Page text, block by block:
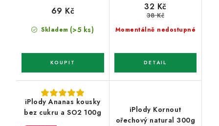
Skladem (>5 ks)
69 Kč
Momentálně nedostupné
32 Kč
38 Kč
iPlody Ananas kousky
bez cukru a SO2 100g
iPlody Kornout
ořechový natural 300g